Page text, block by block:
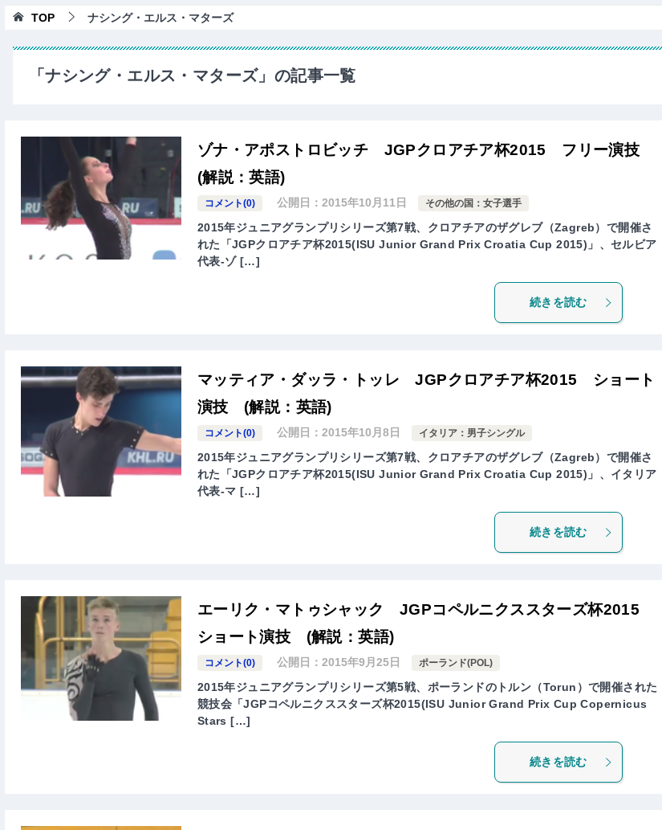
TOP ナシング・エルス・マターズ
「ナシング・エルス・マターズ」の記事一覧
ゾナ・アポストロビッチ JGPクロアチア杯2015 フリー演技
(解説：英語)
コメント(0) 公開日：2015年10月11日 その他の国：女子選手
2015年ジュニアグランプリシリーズ第7戦、クロアチアのザグレブ（Zagreb）で開催さ
れた「JGPクロアチア杯2015(ISU Junior Grand Prix Croatia Cup 2015)」、セルビア
代表-ゾ […]
続きを読む
マッティア・ダッラ・トッレ JGPクロアチア杯2015 ショート
演技 (解説：英語)
コメント(0) 公開日：2015年10月8日 イタリア：男子シングル
2015年ジュニアグランプリシリーズ第7戦、クロアチアのザグレブ（Zagreb）で開催さ
れた「JGPクロアチア杯2015(ISU Junior Grand Prix Croatia Cup 2015)」、イタリア
代表-マ […]
続きを読む
エーリク・マトゥシャック JGPコペルニクススターズ杯2015
ショート演技 (解説：英語)
コメント(0) 公開日：2015年9月25日 ポーランド(POL)
2015年ジュニアグランプリシリーズ第5戦、ポーランドのトルン（Torun）で開催された
競技会「JGPコペルニクススターズ杯2015(ISU Junior Grand Prix Cup Copernicus
Stars […]
続きを読む